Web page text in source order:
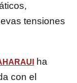
tensiones
ha
con el